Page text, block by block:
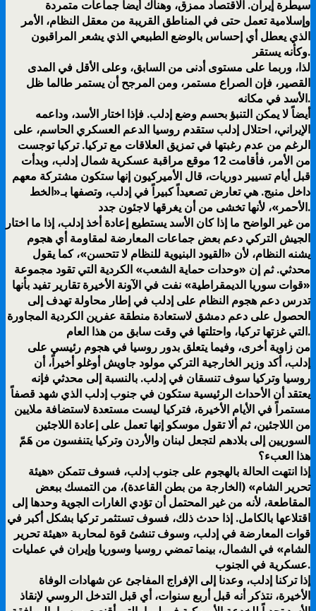
سيطرة إيران. الاقتصاد ممزق، وهناك أيضاً جماعات متمردة
وإسلامية تعمل حتى في المناطق القريبة من معقل النظام، الأمر
الذي يعطل أي إحساس بالوضع الطبيعي الذي يشعر المراقبون
وكأنه يستقر.
لذا، وربما على مستوى أدنى من السابق، وعلى الأقل في المدى
القصير، فإن الصراع مستمر، ومن المرجح أن يستمر طالما ظل
الأسد في مكانه.
أيضاً لا يمكن التنبؤ بحسم وضع إدلب. فإذا اختار الأسد، وداعمه
الإيراني، احتلال إدلب ستقدم روسيا الدعم العسكري الحاسم، على
الرغم من عدم رغبتها في تمزيق العلاقات مع تركيا. تركيا توجست
من الأمر، فأقامت 12 موقع مراقبة عسكرية شمال إدلب، وبدأت
قبل أيام تسيير دوريات، قال الأميركيون إنها ستكون مشتركة معهم
داخل منبج. هي تعارض تصعيداً كبيراً في إدلب، وتصفها بـ«الخط
الأحمر»، لأنها تخشى من أن يغرقها لاجئون جدد.
من غير الواضح ما إذا كان الأسد يستطيع إعادة أخذ إدلب، إذا ما اختار
الجيش التركي دعم بعض جماعات المعارضة لمقاومة أي هجوم
يشنه النظام، لأن «القيود البنيوية للنظام لا تتحسن»، كما يقول
محدثي. ثم إن «وحدات حماية الشعب» الكردية التي تقود مجموعة
«قوات سوريا الديمقراطية» نفت في الآونة الأخيرة تقارير تفيد بأنها
تدرس دعم هجوم النظام على إدلب في إطار محاولة تهدف إلى
الحصول على دعم دمشق لاستعادة منطقة عفرين الكردية المجاورة
التي غزتها تركيا، واحتلتها في وقت سابق من هذا العام.
من زاوية أخرى، وفيما يتعلق بدور روسيا في هجوم رئيسي على
إدلب، أكد وزير الخارجية التركي مولود جاويش أوغلو أخيراً، أن
روسيا وتركيا سوف تنسقان في إدلب. بالنسبة إلى محدثي فإنه
يعتقد أن الأحداث الرئيسية ستكون في جنوب إدلب الذي شهد قصفاً
مستمراً في الأيام الأخيرة، فتركيا ليست مستعدة لاستضافة ملايين
من اللاجئين، ثم ألا تقول موسكو إنها تعمل على إعادة اللاجئين
السوريين إلى بلادهم لتجعل لبنان والأردن وتركيا يتنفسون من هَمّ
هذا العبء؟
إذا انتهت الحالة بالهجوم على جنوب إدلب، فسوف تتمكن «هيئة
تحرير الشام» (الخارجة من بطن القاعدة)، من التمسك ببعض
المقاطعة، لأنه من غير المحتمل أن تؤدي الغارات الجوية وحدها إلى
اقتلاعها بالكامل. إذا حدث ذلك، فسوف تستثمر تركيا بشكل أكبر في
قوات المعارضة في إدلب، وسوف تنشئ قوة لمحاربة «هيئة تحرير
الشام» في الشمال، بينما تمضي روسيا وسوريا وإيران في عمليات
عسكرية في الجنوب.
إذا تركنا إدلب، وعدنا إلى الإفراج المفاجئ عن شهادات الوفاة
الأخيرة، نتذكر أنه قبل أربع سنوات، أي قبل التدخل الروسي لإنقاذ